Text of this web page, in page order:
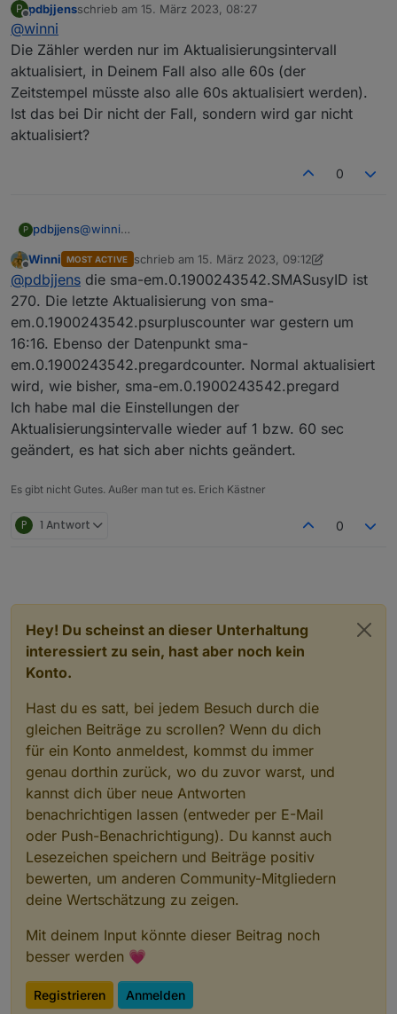
dem Update der Datenpunkt sma-
aktualisiert. Muss jetzt leider weg, schau mir das dann
später genauer an.
P
Offline
pdbjjensschrieb am 15. März 2023, 08:27
zuletzt editiert von
@winni
Die Zähler werden nur im Aktualisierungsintervall
aktualisiert, in Deinem Fall also alle 60s (der
Zeitstempel müsste also alle 60s aktualisiert werden).
Ist das bei Dir nicht der Fall, sondern wird gar nicht
aktualisiert?
0
P pdbjjens@winni
aktualisiert, in Deinem Fall also alle 60s (der
Zeitstempel müsste also alle 60s aktualisiert werden).
Ist das bei Dir nicht der Fall, sondern wird gar nicht
aktualisiert?
Offline
Winni MOST ACTIVE schrieb am 15. März 2023, 09:12
zuletzt editiert von Winni
@pdbjjens die sma-em.0.1900243542.SMASusyID ist
270. Die letzte Aktualisierung von sma-
em.0.1900243542.psurpluscounter war gestern um
16:16. Ebenso der Datenpunkt sma-
em.0.1900243542.pregardcounter. Normal aktualisiert
wird, wie bisher, sma-em.0.1900243542.pregard
Ich habe mal die Einstellungen der
Aktualisierungsintervalle wieder auf 1 bzw. 60 sec
geändert, es hat sich aber nichts geändert.
Es gibt nicht Gutes. Außer man tut es. Erich Kästner
P 1 Antwort 0
Hey! Du scheinst an dieser Unterhaltung
interessiert zu sein, hast aber noch kein
Konto.
Hast du es satt, bei jedem Besuch durch die
gleichen Beiträge zu scrollen? Wenn du dich
für ein Konto anmeldest, kommst du immer
genau dorthin zurück, wo du zuvor warst, und
kannst dich über neue Antworten
benachrichtigen lassen (entweder per E-Mail
oder Push-Benachrichtigung). Du kannst auch
Lesezeichen speichern und Beiträge positiv
bewerten, um anderen Community-Mitgliedern
deine Wertschätzung zu zeigen.
Mit deinem Input könnte dieser Beitrag noch
besser werden 💗
Registrieren Anmelden